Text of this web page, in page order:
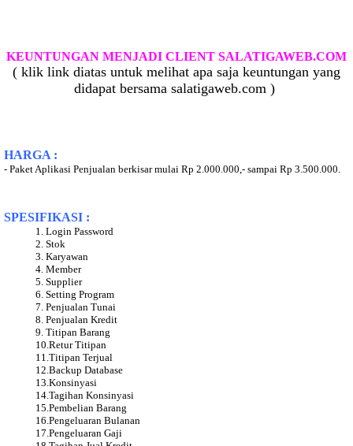
KEUNTUNGAN MENJADI CLIENT SALATIGAWEB.COM
( klik link diatas untuk melihat apa saja keuntungan yang
didapat bersama salatigaweb.com )
HARGA :
- Paket Aplikasi Penjualan berkisar mulai Rp 2.000.000,- sampai Rp 3.500.000.
SPESIFIKASI :
1. Login Password
2. Stok
3. Karyawan
4. Member
5. Supplier
6. Setting Program
7. Penjualan Tunai
8. Penjualan Kredit
9. Titipan Barang
10.Retur Titipan
11.Titipan Terjual
12.Backup Database
13.Konsinyasi
14.Tagihan Konsinyasi
15.Pembelian Barang
16.Pengeluaran Bulanan
17.Pengeluaran Gaji